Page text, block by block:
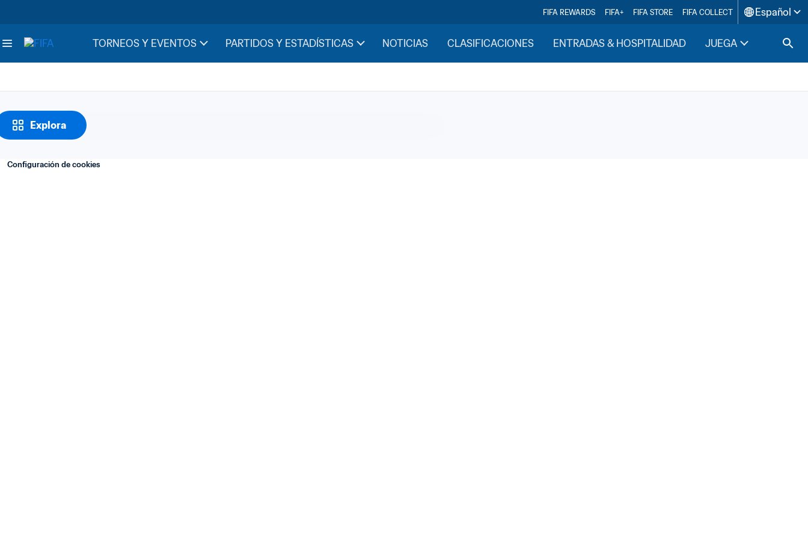
FIFA REWARDS FIFA+ FIFA STORE FIFA COLLECT Español
TORNEOS Y EVENTOS PARTIDOS Y ESTADÍSTICAS NOTICIAS CLASIFICACIONES ENTRADAS & HOSPITALIDAD JUEGA INSIDE
Explora
25. Acreedores
Configuración de cookies